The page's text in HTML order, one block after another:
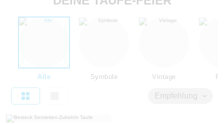
Alle Symbole Vintage
Empfehlung